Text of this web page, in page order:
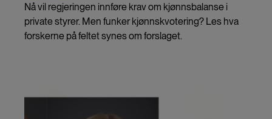
Nå vil regjeringen innføre krav om kjønnsbalanse i
private styrer. Men funker kjønnskvotering? Les hva
forskerne på feltet synes om forslaget.